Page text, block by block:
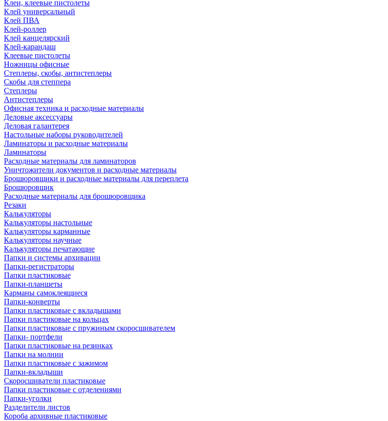
Клеи, клеевые пистолеты
Клей универсальный
Клей ПВА
Клей-роллер
Клей канцелярский
Клей-карандаш
Клеевые пистолеты
Ножницы офисные
Степлеры, скобы, антистеплеры
Скобы для степпера
Степлеры
Антистеплеры
Офисная техника и расходные материалы
Деловые аксессуары
Деловая галантерея
Настольные наборы руководителей
Ламинаторы и расходные материалы
Ламинаторы
Расходные материалы для ламинаторов
Уничтожители документов и расходные материалы
Брошюровщики и расходные материалы для переплета
Брошюровщик
Расходные материалы для брошюровщика
Резаки
Калькуляторы
Калькуляторы настольные
Калькуляторы карманные
Калькуляторы научные
Калькуляторы печатающие
Папки и системы архивации
Папки-регистраторы
Папки пластиковые
Папки-планшеты
Карманы самоклеящиеся
Папки-конверты
Папки пластиковые с вкладышами
Папки пластиковые на кольцах
Папки пластиковые с пружиным скоросшивателем
Папки- портфели
Папки пластиковые на резинках
Папки на молнии
Папки пластиковые с зажимом
Папки-вкладыши
Скоросшиватели пластиковые
Папки пластиковые с отделениями
Папки-уголки
Разделители листов
Короба архивные пластиковые